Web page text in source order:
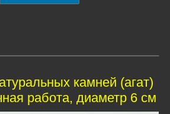
камней (агат)
работа, диаметр 6 см